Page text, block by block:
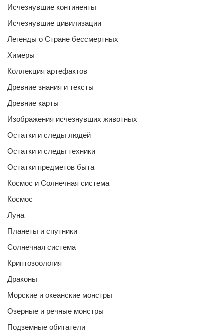
Исчезнувшие континенты
Исчезнувшие цивилизации
Легенды о Стране бессмертных
Химеры
Коллекция артефактов
Древние знания и тексты
Древние карты
Изображения исчезнувших животных
Остатки и следы людей
Остатки и следы техники
Остатки предметов быта
Космос и Солнечная система
Космос
Луна
Планеты и спутники
Солнечная система
Криптозоология
Драконы
Морские и океанские монстры
Озерные и речные монстры
Подземные обитатели